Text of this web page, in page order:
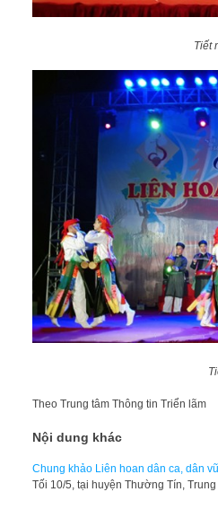
Tiết
Theo Trung tâm Thông tin Triển lãm
Nội dung khác
Chung khảo Liên hoan dân ca, dân
Tối 10/5, tại huyện Thường Tín,